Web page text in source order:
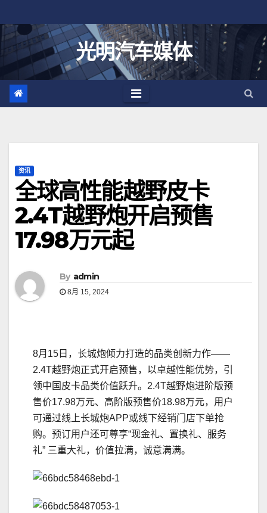
至
光明汽车媒体
资讯
全球高性能越野皮卡
2.4T越野炮开启预售
17.98万元起
By admin
8月 15, 2024
8月15日，长城炮倾力打造的品类创新力作——
2.4T越野炮正式开启预售，以卓越性能优势，引
领中国皮卡品类价值跃升。2.4T越野炮进阶版预
售价17.98万元、高阶版预售价18.98万元，用户
可通过线上长城炮APP或线下经销门店下单抢
购。预订用户还可尊享“现金礼、置换礼、服务
礼” 三重大礼，价值拉满，诚意满满。